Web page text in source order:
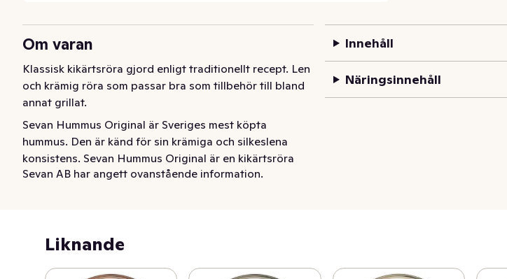
Om varan
Klassisk kikärtsröra gjord enligt traditionellt recept. Len
och krämig röra som passar bra som tillbehör till bland
annat grillat.
Sevan Hummus Original är Sveriges mest köpta
hummus. Den är känd för sin krämiga och silkeslena
konsistens. Sevan Hummus Original är en kikärtsröra
som passar perfekt i bowls, till falafel och som tillbehör
Sevan AB har angett ovanstående information.
Innehåll
Näringsinnehåll
Liknande